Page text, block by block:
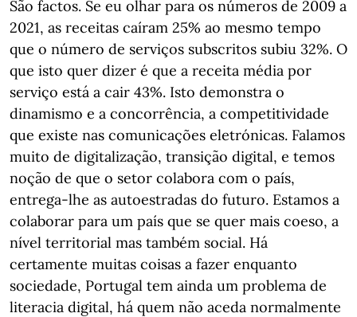
São factos. Se eu olhar para os números de 2009 a
2021, as receitas caíram 25% ao mesmo tempo
que o número de serviços subscritos subiu 32%. O
que isto quer dizer é que a receita média por
serviço está a cair 43%. Isto demonstra o
dinamismo e a concorrência, a competitividade
que existe nas comunicações eletrónicas. Falamos
muito de digitalização, transição digital, e temos
noção de que o setor colabora com o país,
entrega-lhe as autoestradas do futuro. Estamos a
colaborar para um país que se quer mais coeso, a
nível territorial mas também social. Há
certamente muitas coisas a fazer enquanto
sociedade, Portugal tem ainda um problema de
literacia digital, há quem não aceda normalmente